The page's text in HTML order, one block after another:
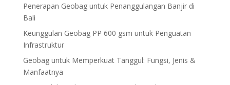
Penerapan Geobag untuk Penanggulangan Banjir di
Bali
Keunggulan Geobag PP 600 gsm untuk Penguatan
Infrastruktur
Geobag untuk Memperkuat Tanggul: Fungsi, Jenis &
Manfaatnya